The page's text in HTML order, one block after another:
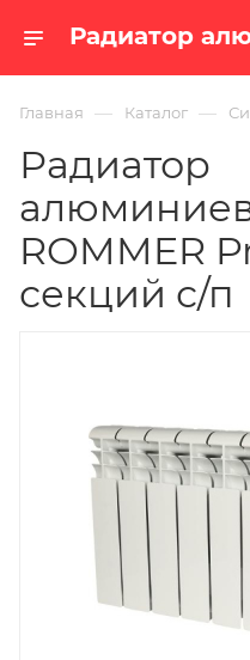
Главная — Каталог —
Радиатор
ROMMER
секций с/п